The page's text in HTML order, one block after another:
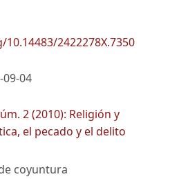
2422278X.7350
09-04
2 (2010): Religión y
el pecado y el delito
coyuntura